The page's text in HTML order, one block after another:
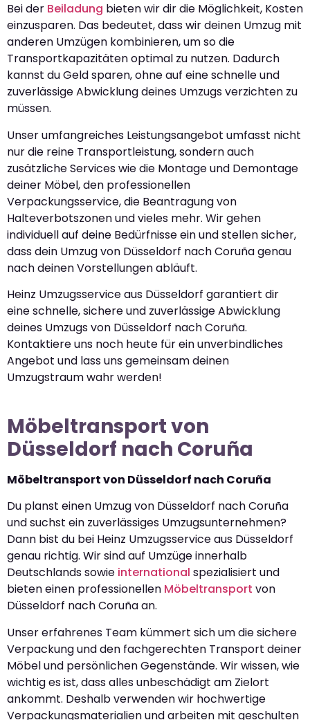
Bei der Beiladung bieten wir dir die Möglichkeit, Kosten
einzusparen. Das bedeutet, dass wir deinen Umzug mit
anderen Umzügen kombinieren, um so die
Transportkapazitäten optimal zu nutzen. Dadurch
kannst du Geld sparen, ohne auf eine schnelle und
zuverlässige Abwicklung deines Umzugs verzichten zu
müssen.
Unser umfangreiches Leistungsangebot umfasst nicht
nur die reine Transportleistung, sondern auch
zusätzliche Services wie die Montage und Demontage
deiner Möbel, den professionellen
Verpackungsservice, die Beantragung von
Halteverbotszonen und vieles mehr. Wir gehen
individuell auf deine Bedürfnisse ein und stellen sicher,
dass dein Umzug von Düsseldorf nach Coruña genau
nach deinen Vorstellungen abläuft.
Heinz Umzugsservice aus Düsseldorf garantiert dir
eine schnelle, sichere und zuverlässige Abwicklung
deines Umzugs von Düsseldorf nach Coruña.
Kontaktiere uns noch heute für ein unverbindliches
Angebot und lass uns gemeinsam deinen
Umzugstraum wahr werden!
Möbeltransport von
Düsseldorf nach Coruña
Möbeltransport von Düsseldorf nach Coruña
Du planst einen Umzug von Düsseldorf nach Coruña
und suchst ein zuverlässiges Umzugsunternehmen?
Dann bist du bei Heinz Umzugsservice aus Düsseldorf
genau richtig. Wir sind auf Umzüge innerhalb
Deutschlands sowie international spezialisiert und
bieten einen professionellen Möbeltransport von
Düsseldorf nach Coruña an.
Unser erfahrenes Team kümmert sich um die sichere
Verpackung und den fachgerechten Transport deiner
Möbel und persönlichen Gegenstände. Wir wissen, wie
wichtig es ist, dass alles unbeschädigt am Zielort
ankommt. Deshalb verwenden wir hochwertige
Verpackungsmaterialien und arbeiten mit geschulten